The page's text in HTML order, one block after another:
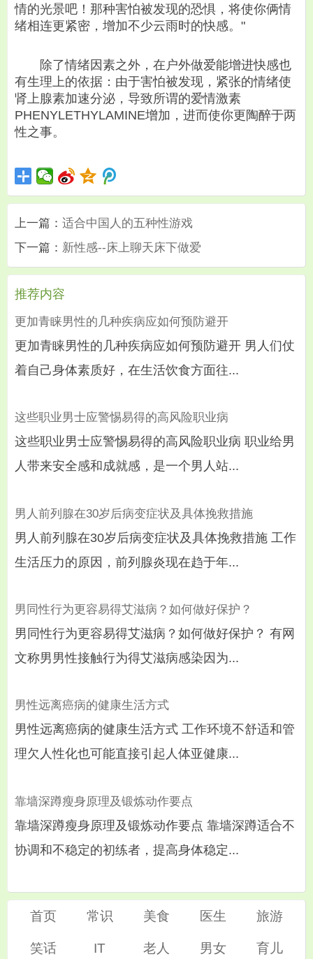
情的光景吧！那种害怕被发现的恐惧，将使你俩情
绪相连更紧密，增加不少云雨时的快感。"
除了情绪因素之外，在户外做爱能增进快感也
有生理上的依据：由于害怕被发现，紧张的情绪使
肾上腺素加速分泌，导致所谓的爱情激素
PHENYLETHYLAMINE增加，进而使你更陶醉于两
性之事。
上一篇： 适合中国人的五种性游戏
下一篇： 新性感--床上聊天床下做爱
推荐内容
更加青睐男性的几种疾病应如何预防避开
更加青睐男性的几种疾病应如何预防避开 男人们仗
着自己身体素质好，在生活饮食方面往...
这些职业男士应警惕易得的高风险职业病
这些职业男士应警惕易得的高风险职业病 职业给男
人带来安全感和成就感，是一个男人站...
男人前列腺在30岁后病变症状及具体挽救措施
男人前列腺在30岁后病变症状及具体挽救措施 工作
生活压力的原因，前列腺炎现在趋于年...
男同性行为更容易得艾滋病？如何做好保护？
男同性行为更容易得艾滋病？如何做好保护？ 有网
文称男男性接触行为得艾滋病感染因为...
男性远离癌病的健康生活方式
男性远离癌病的健康生活方式 工作环境不舒适和管
理欠人性化也可能直接引起人体亚健康...
靠墙深蹲瘦身原理及锻炼动作要点
靠墙深蹲瘦身原理及锻炼动作要点 靠墙深蹲适合不
协调和不稳定的初练者，提高身体稳定...
首页 常识 美食 医生 旅游
笑话 IT 老人 男女 育儿